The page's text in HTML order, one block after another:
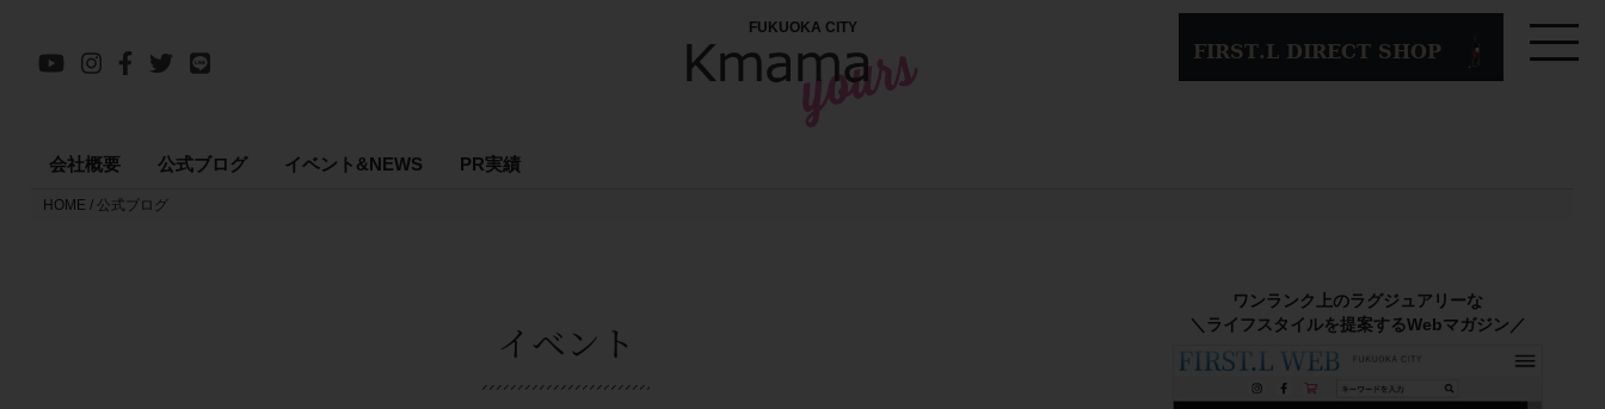
FUKUOKA CITY
会社概要 公式ブログ イベント&NEWS PR実績
HOME 公式ブログ
イベント
ワンランク上のラグジュアリーな
＼ライフスタイルを提案するWebマガジン／